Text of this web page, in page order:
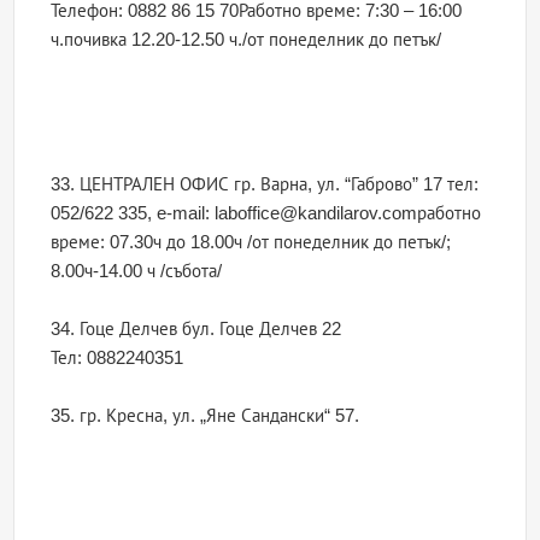
Телефон: 0882 86 15 70Работно време: 7:30 – 16:00
ч.почивка 12.20-12.50 ч./от понеделник до петък/
33. ЦЕНТРАЛЕН ОФИС гр. Варна, ул. “Габрово” 17 тел:
052/622 335, e-mail: laboffice@kandilarov.comработно
време: 07.30ч до 18.00ч /от понеделник до петък/;
8.00ч-14.00 ч /събота/
34. Гоце Делчев бул. Гоце Делчев 22
Тел: 0882240351
35. гр. Кресна, ул. „Яне Сандански“ 57.